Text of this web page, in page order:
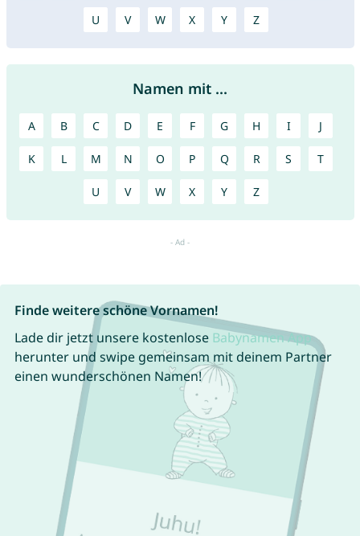
U V W X Y Z
Namen mit ...
A B C D E F G H I J
K L M N O P Q R S T
U V W X Y Z
Finde weitere schöne Vornamen!
Lade dir jetzt unsere kostenlose Babynamen App
herunter und swipe gemeinsam mit deinem Partner
einen wunderschönen Namen!